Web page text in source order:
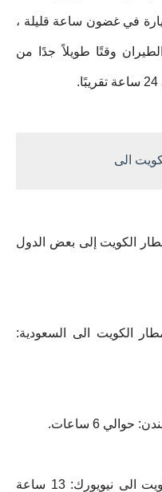
في غضون ساعة قليلة ،
وقتًا طويلاً جدًا من
الى
الكويت إلى بعض الدول
الكويت الى السعودية:
6 ساعات.
- كم ساعة سفر بالطائرة من الكويت الى نيويورك: 13 ساعة